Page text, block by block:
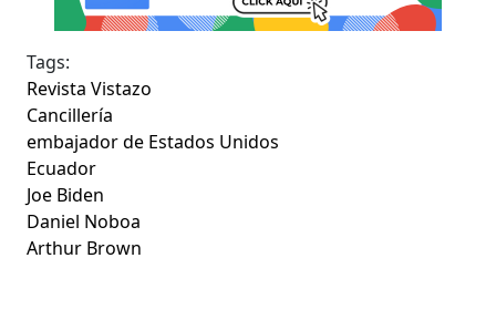
Tags:
Revista Vistazo
Cancillería
embajador de Estados Unidos
Ecuador
Joe Biden
Daniel Noboa
Arthur Brown